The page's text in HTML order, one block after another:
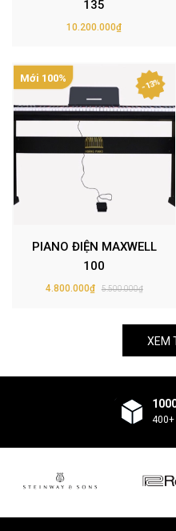
135
10.200.000₫
- 13%
Mới 100%
PIANO ĐIỆN MAXWELL
100
4.800.000₫ 5.500.000₫
XEM
400+